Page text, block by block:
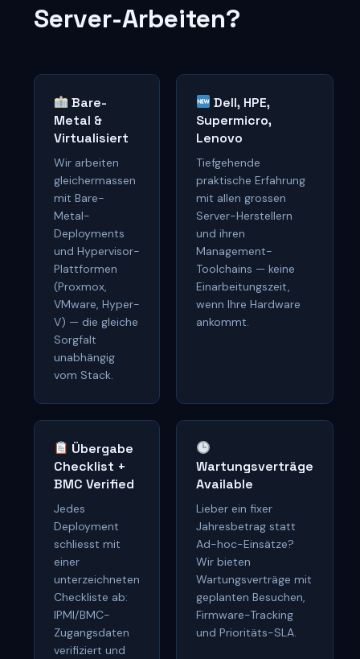
Server-Arbeiten?
Bare-
Metal &
Virtualisiert
Wir arbeiten
gleichermassen
mit Bare-
Metal-
Deployments
und Hypervisor-
Plattformen
(Proxmox,
VMware, Hyper-
V) — die gleiche
Sorgfalt
unabhängig
vom Stack.
Dell, HPE,
Supermicro,
Lenovo
Tiefgehende
praktische Erfahrung
mit allen grossen
Server-Herstellern
und ihren
Management-
Toolchains — keine
Einarbeitungszeit,
wenn Ihre Hardware
ankommt.
Übergabe
Checklist +
BMC Verified
Jedes
Deployment
schliesst mit
einer
unterzeichneten
Checkliste ab:
IPMI/BMC-
Zugangsdaten
verifiziert und
Wartungsverträge
Available
Lieber ein fixer
Jahresbetrag statt
Ad-hoc-Einsätze?
Wir bieten
Wartungsverträge mit
geplanten Besuchen,
Firmware-Tracking
und Prioritäts-SLA.